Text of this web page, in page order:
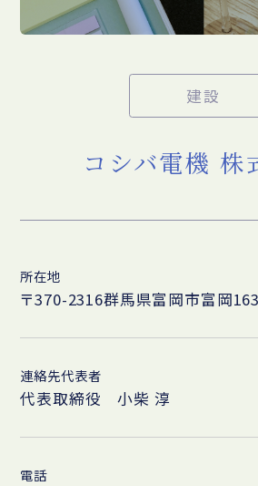
建設
コシバ電機 株
所在地
〒370-2316群馬県富岡市富岡
連絡先代表者
代表取締役 小柴 淳
電話